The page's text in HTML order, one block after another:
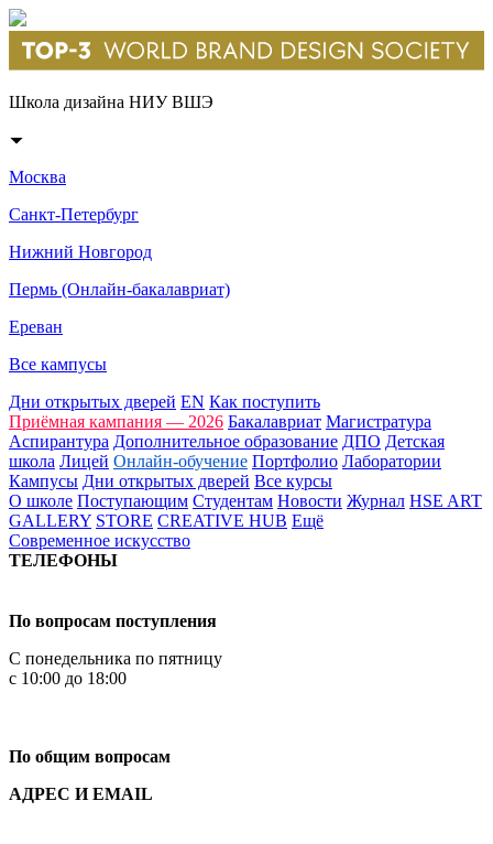
Школа дизайна НИУ ВШЭ
Москва
Санкт-Петербург
Нижний Новгород
Пермь (Онлайн-бакалавриат)
Ереван
Все кампусы
Дни открытых дверей EN Как поступить
Приёмная кампания — 2026 Бакалавриат Магистратура
Аспирантура Дополнительное образование ДПО Детская
школа Лицей Онлайн-обучение Портфолио Лаборатории
Кампусы Дни открытых дверей Все курсы
О школе Поступающим Студентам Новости Журнал HSE ART
GALLERY STORE CREATIVE HUB Ещё
Современное искусство
ТЕЛЕФОНЫ
По вопросам поступления
С понедельника по пятницу
с 10:00 до 18:00
По общим вопросам
АДРЕС И EMAIL